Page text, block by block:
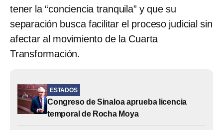
tener la “conciencia tranquila” y que su
separación busca facilitar el proceso judicial sin
afectar al movimiento de la Cuarta
Transformación.
ESTADOS
Congreso de Sinaloa aprueba licencia
temporal de Rocha Moya